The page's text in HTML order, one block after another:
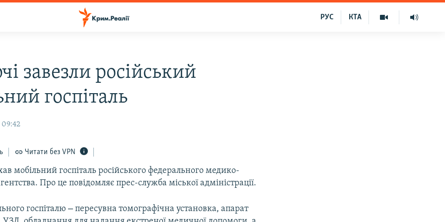
КТА
РУС
завезли російський
госпіталь
09:42
Читати без VPN
мобільний госпіталь російського федерального медико-
Про це повідомляє прес-служба міської адміністрації.
госпіталю– пересувна томографічна установка, апарат